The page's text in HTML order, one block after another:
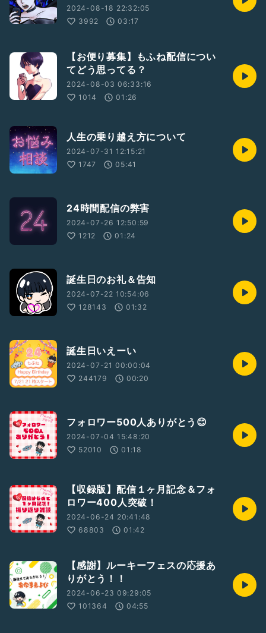
2024-08-18 22:32:05
3992
03:17
【お便り募集】もふね配信につい
てどう思ってる？
2024-08-03 06:33:16
1014
01:26
人生の乗り越え方について
2024-07-31 12:15:21
1747
05:41
24時間配信の弊害
2024-07-26 12:50:59
1212
01:24
誕生日のお礼＆告知
2024-07-22 10:54:06
128143
01:32
誕生日いえーい
2024-07-21 00:00:04
244179
00:20
フォロワー500人ありがとう😊
2024-07-04 15:48:20
52010
01:18
【収録版】配信１ヶ月記念＆フォ
ロワー400人突破！
2024-06-24 20:41:48
68803
01:42
【感謝】ルーキーフェスの応援あ
りがとう！！
2024-06-23 09:29:05
101364
04:55